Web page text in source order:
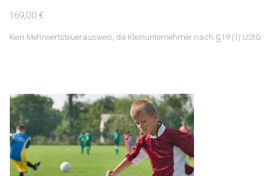
169,00 €
Kein Mehrwertsteuerausweis, da Kleinunternehmer nach §19 (1) UStG.